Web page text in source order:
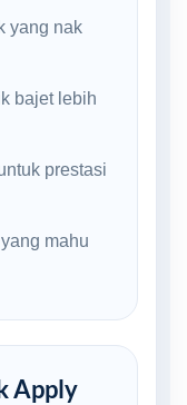
yang nak
bajet lebih
prestasi
mahu
Apply